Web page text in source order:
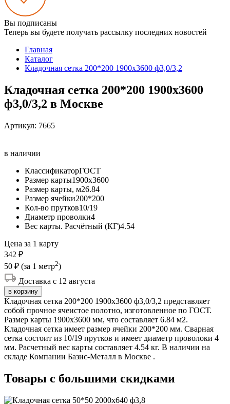
Вы подписаны
Теперь вы будете получать рассылку последних новостей
Главная
Каталог
Кладочная сетка 200*200 1900х3600 ф3,0/3,2
Кладочная сетка 200*200 1900х3600
ф3,0/3,2 в Москве
Артикул: 7665
в наличии
КлассификаторГОСТ
Размер карты1900х3600
Размер карты, м26.84
Размер ячейки200*200
Кол-во прутков10/19
Диаметр проволки4
Вес карты. Расчётный (КГ)4.54
Цена за 1 карту
342 ₽
50 ₽ (за 1 метр2)
Доставка с 12 августа
в корзину
Кладочная сетка 200*200 1900х3600 ф3,0/3,2 представляет
собой прочное ячеистое полотно, изготовленное по ГОСТ.
Размер карты 1900х3600 мм, что составляет 6.84 м2.
Кладочная сетка имеет размер ячейки 200*200 мм. Сварная
сетка состоит из 10/19 прутков и имеет диаметр проволоки 4
мм. Расчетный вес карты составляет 4.54 кг. В наличии на
складе Компании Базис-Металл в Москве .
Товары с большими скидками